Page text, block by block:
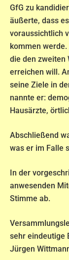
GfG zu
äußerte, dass
voraussichtlich
kommen
die den zweiten
erreichen will.
seine Ziele in
nannte er:
Hausärzte,
Abschließend
was er im Falle
In der
anwesenden
Stimme ab.
sehr eindeutige
Jürgen